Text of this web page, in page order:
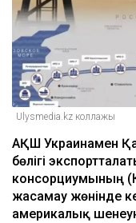
Ulysmedia.kz коллажы
АҚШ Украинамен
бөлігі
консорциумының
жасамау жөнінде
америкалық